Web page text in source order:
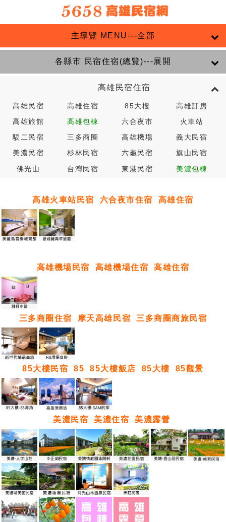
主導覽 MENU---全部
各縣市 民宿住宿(總覽)---展開
高雄民宿住宿
高雄民宿 高雄住宿 85大樓 高雄訂房
高雄旅館 高雄包棟 六合夜市 火車站
駁二民宿 三多商圈 高雄機場 義大民宿
美濃民宿 杉林民宿 六龜民宿 旗山民宿
佛光山 台灣民宿 東港民宿 美濃包棟
高雄火車站民宿 六合夜市住宿 高雄住宿
高雄機場民宿 高雄機場住宿 高雄住宿
三多商圈住宿 摩天高雄民宿 三多商圈商旅民宿
85大樓民宿 85 85大樓飯店 85大樓 85觀景
美濃民宿 美濃住宿 美濃露營